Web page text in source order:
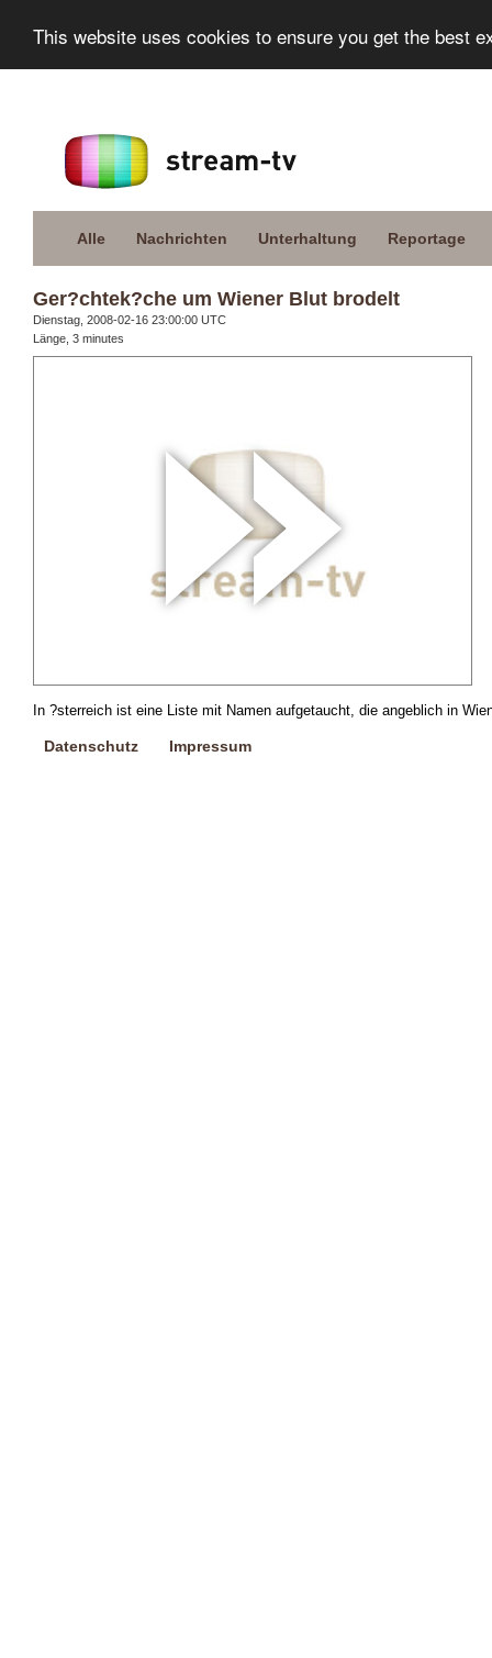
This website uses cookies to ensure you get the best
Alle Nachrichten Unterhaltung Reportage
Ger?chtek?che um Wiener Blut brodelt
Dienstag, 2008-02-16 23:00:00 UTC
Länge, 3 minutes
In ?sterreich ist eine Liste mit Namen aufgetaucht, die angeblich in
Datenschutz Impressum